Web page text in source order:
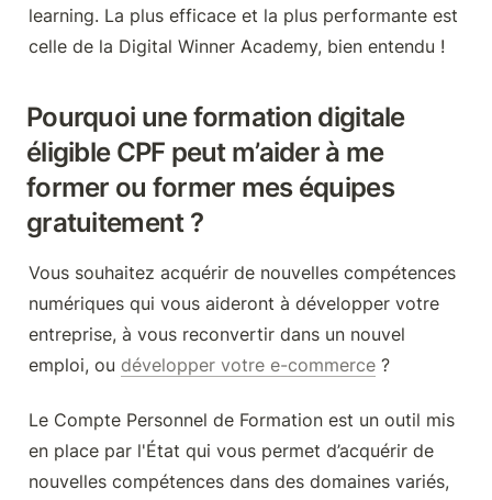
learning. La plus efficace et la plus performante est
celle de la Digital Winner Academy, bien entendu !
Pourquoi une formation digitale
éligible CPF peut m’aider à me
former ou former mes équipes
gratuitement ?
Vous souhaitez acquérir de nouvelles compétences
numériques qui vous aideront à développer votre
entreprise, à vous reconvertir dans un nouvel
emploi, ou développer votre e-commerce ?
Le Compte Personnel de Formation est un outil mis
en place par l'État qui vous permet d’acquérir de
nouvelles compétences dans des domaines variés,